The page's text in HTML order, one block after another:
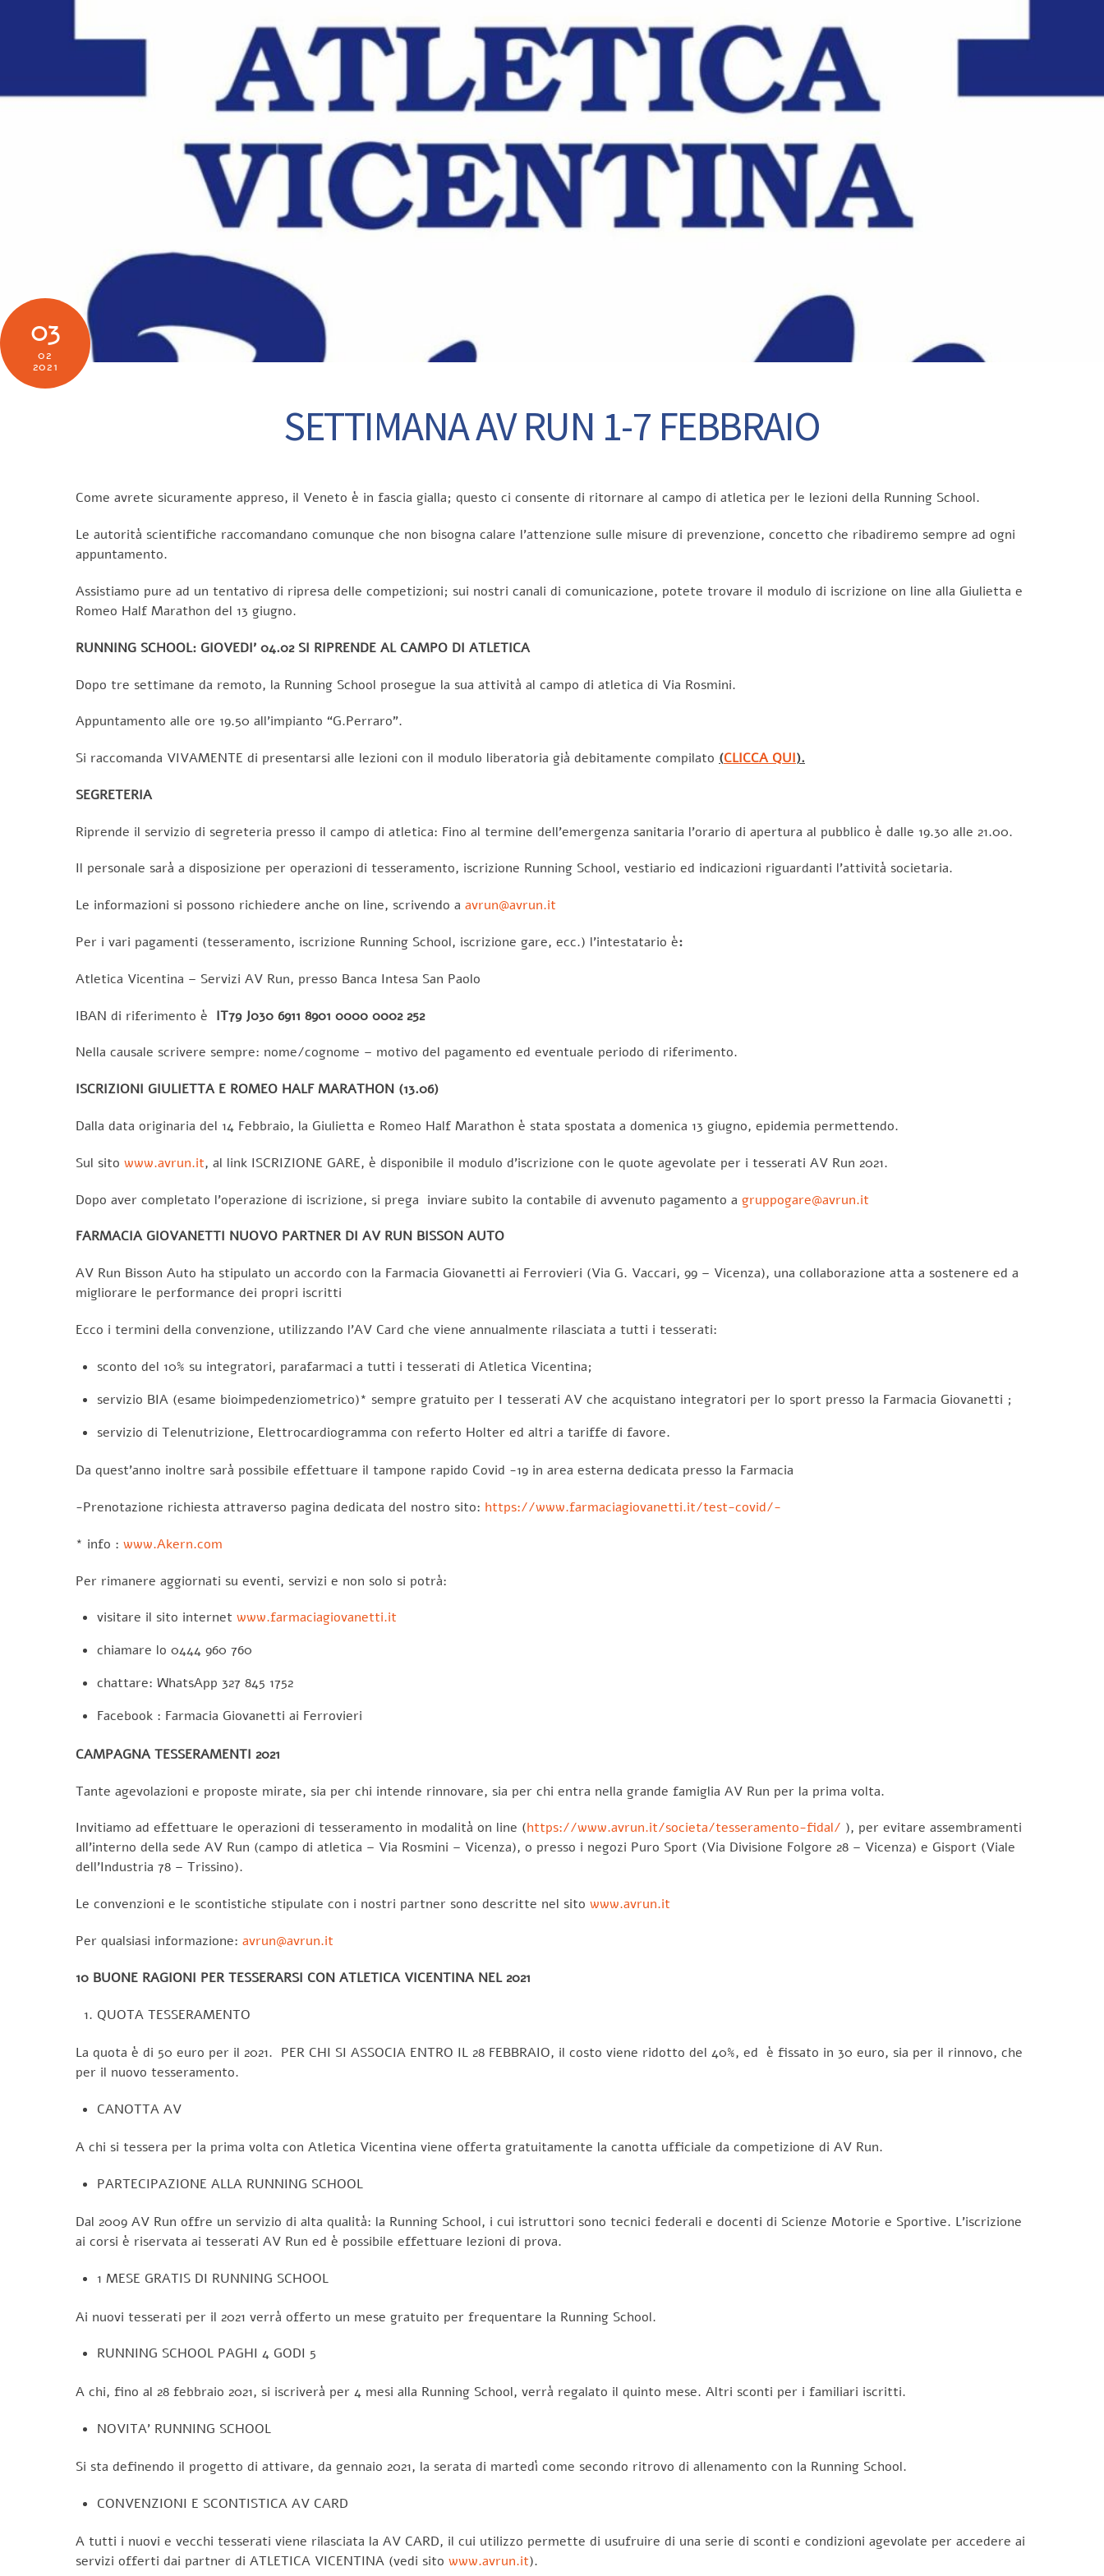
03
02
2021
SETTIMANA AV RUN 1-7 FEBBRAIO
Come avrete sicuramente appreso, il Veneto è in fascia gialla; questo ci consente di ritornare al campo di atletica per le lezioni della Running School.
Le autorità scientifiche raccomandano comunque che non bisogna calare l’attenzione sulle misure di prevenzione, concetto che ribadiremo sempre ad ogni
appuntamento.
Assistiamo pure ad un tentativo di ripresa delle competizioni; sui nostri canali di comunicazione, potete trovare il modulo di iscrizione on line alla Giulietta e
Romeo Half Marathon del 13 giugno.
RUNNING SCHOOL: GIOVEDI’ 04.02 SI RIPRENDE AL CAMPO DI ATLETICA
Dopo tre settimane da remoto, la Running School prosegue la sua attività al campo di atletica di Via Rosmini.
Appuntamento alle ore 19.50 all’impianto “G.Perraro”.
Si raccomanda VIVAMENTE di presentarsi alle lezioni con il modulo liberatoria già debitamente compilato (CLICCA QUI).
SEGRETERIA
Riprende il servizio di segreteria presso il campo di atletica: Fino al termine dell’emergenza sanitaria l’orario di apertura al pubblico è dalle 19.30 alle 21.00.
Il personale sarà a disposizione per operazioni di tesseramento, iscrizione Running School, vestiario ed indicazioni riguardanti l’attività societaria.
Le informazioni si possono richiedere anche on line, scrivendo a avrun@avrun.it
Per i vari pagamenti (tesseramento, iscrizione Running School, iscrizione gare, ecc.) l’intestatario è:
Atletica Vicentina – Servizi AV Run, presso Banca Intesa San Paolo
IBAN di riferimento è IT79 J030 6911 8901 0000 0002 252
Nella causale scrivere sempre: nome/cognome – motivo del pagamento ed eventuale periodo di riferimento.
ISCRIZIONI GIULIETTA E ROMEO HALF MARATHON (13.06)
Dalla data originaria del 14 Febbraio, la Giulietta e Romeo Half Marathon è stata spostata a domenica 13 giugno, epidemia permettendo.
Sul sito www.avrun.it, al link ISCRIZIONE GARE, è disponibile il modulo d’iscrizione con le quote agevolate per i tesserati AV Run 2021.
Dopo aver completato l’operazione di iscrizione, si prega inviare subito la contabile di avvenuto pagamento a gruppogare@avrun.it
FARMACIA GIOVANETTI NUOVO PARTNER DI AV RUN BISSON AUTO
AV Run Bisson Auto ha stipulato un accordo con la Farmacia Giovanetti ai Ferrovieri (Via G. Vaccari, 99 – Vicenza), una collaborazione atta a sostenere ed a
migliorare le performance dei propri iscritti
Ecco i termini della convenzione, utilizzando l’AV Card che viene annualmente rilasciata a tutti i tesserati:
sconto del 10% su integratori, parafarmaci a tutti i tesserati di Atletica Vicentina;
servizio BIA (esame bioimpedenziometrico)* sempre gratuito per I tesserati AV che acquistano integratori per lo sport presso la Farmacia Giovanetti ;
servizio di Telenutrizione, Elettrocardiogramma con referto Holter ed altri a tariffe di favore.
Da quest’anno inoltre sarà possibile effettuare il tampone rapido Covid -19 in area esterna dedicata presso la Farmacia
-Prenotazione richiesta attraverso pagina dedicata del nostro sito: https://www.farmaciagiovanetti.it/test-covid/-
* info : www.Akern.com
Per rimanere aggiornati su eventi, servizi e non solo si potrà:
visitare il sito internet www.farmaciagiovanetti.it
chiamare lo 0444 960 760
chattare: WhatsApp 327 845 1752
Facebook : Farmacia Giovanetti ai Ferrovieri
CAMPAGNA TESSERAMENTI 2021
Tante agevolazioni e proposte mirate, sia per chi intende rinnovare, sia per chi entra nella grande famiglia AV Run per la prima volta.
Invitiamo ad effettuare le operazioni di tesseramento in modalità on line (https://www.avrun.it/societa/tesseramento-fidal/ ), per evitare assembramenti
all’interno della sede AV Run (campo di atletica – Via Rosmini – Vicenza), o presso i negozi Puro Sport (Via Divisione Folgore 28 – Vicenza) e Gisport (Viale
dell’Industria 78 – Trissino).
Le convenzioni e le scontistiche stipulate con i nostri partner sono descritte nel sito www.avrun.it
Per qualsiasi informazione: avrun@avrun.it
10 BUONE RAGIONI PER TESSERARSI CON ATLETICA VICENTINA NEL 2021
QUOTA TESSERAMENTO
La quota è di 50 euro per il 2021. PER CHI SI ASSOCIA ENTRO IL 28 FEBBRAIO, il costo viene ridotto del 40%, ed è fissato in 30 euro, sia per il rinnovo, che
per il nuovo tesseramento.
CANOTTA AV
A chi si tessera per la prima volta con Atletica Vicentina viene offerta gratuitamente la canotta ufficiale da competizione di AV Run.
PARTECIPAZIONE ALLA RUNNING SCHOOL
Dal 2009 AV Run offre un servizio di alta qualità: la Running School, i cui istruttori sono tecnici federali e docenti di Scienze Motorie e Sportive. L’iscrizione
ai corsi è riservata ai tesserati AV Run ed è possibile effettuare lezioni di prova.
1 MESE GRATIS DI RUNNING SCHOOL
Ai nuovi tesserati per il 2021 verrà offerto un mese gratuito per frequentare la Running School.
RUNNING SCHOOL PAGHI 4 GODI 5
A chi, fino al 28 febbraio 2021, si iscriverà per 4 mesi alla Running School, verrà regalato il quinto mese. Altri sconti per i familiari iscritti.
NOVITA’ RUNNING SCHOOL
Si sta definendo il progetto di attivare, da gennaio 2021, la serata di martedì come secondo ritrovo di allenamento con la Running School.
CONVENZIONI E SCONTISTICA AV CARD
A tutti i nuovi e vecchi tesserati viene rilasciata la AV CARD, il cui utilizzo permette di usufruire di una serie di sconti e condizioni agevolate per accedere ai
servizi offerti dai partner di ATLETICA VICENTINA (vedi sito www.avrun.it).